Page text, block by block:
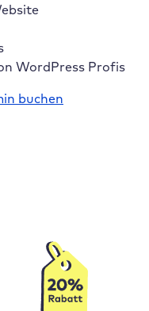
WordPress Profis
buchen